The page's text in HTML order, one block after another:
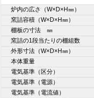
炉内の広さ（W×D×H㎜）
窯詰容積（W×D×H㎜）
棚板の寸法 ㎜
窯詰の1段当たりの棚組数
外形寸法（W×D×H㎜）
本体重量
電気基準（区分）
電気基準（電源）
電気基準（電流値）